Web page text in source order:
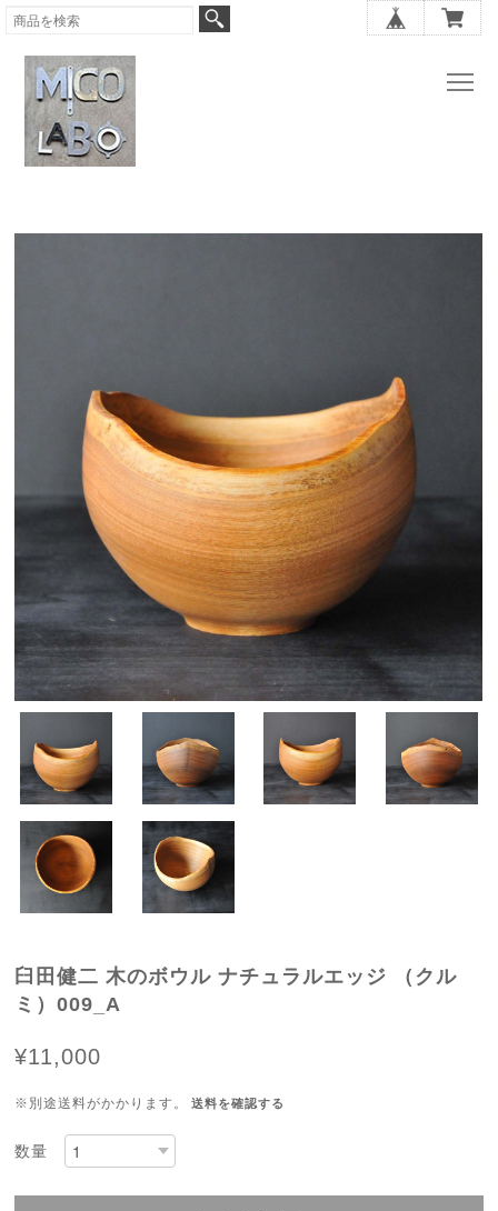
臼田健二 木のボウル ナチュラルエッジ （クル
ミ）009_A
¥11,000
※別途送料がかかります。 送料を確認する
数量